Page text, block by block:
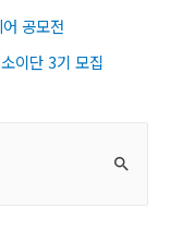
공모전
이단 3기 모집